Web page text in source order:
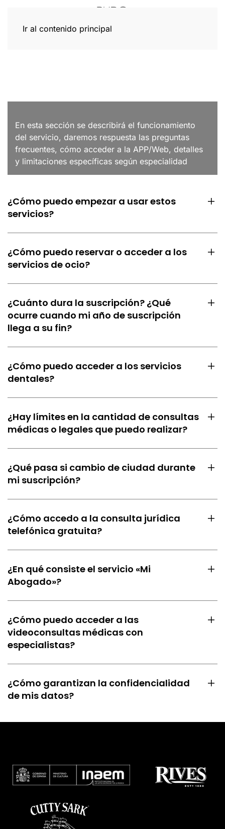
Ir al contenido principal
En esta sección se describirá el funcionamiento
del servicio, daremos respuesta las preguntas
frecuentes, cómo acceder a la APP/Web, detalles
y limitaciones específicas según especialidad
¿Cómo puedo empezar a usar estos
servicios?
¿Cómo puedo reservar o acceder a los
servicios de ocio?
¿Cuánto dura la suscripción? ¿Qué
ocurre cuando mi año de suscripción
llega a su fin?
¿Cómo puedo acceder a los servicios
dentales?
¿Hay límites en la cantidad de consultas
médicas o legales que puedo realizar?
¿Qué pasa si cambio de ciudad durante
mi suscripción?
¿Cómo accedo a la consulta jurídica
telefónica gratuita?
¿En qué consiste el servicio «Mi
Abogado»?
¿Cómo puedo acceder a las
videoconsultas médicas con
especialistas?
¿Cómo garantizan la confidencialidad
de mis datos?